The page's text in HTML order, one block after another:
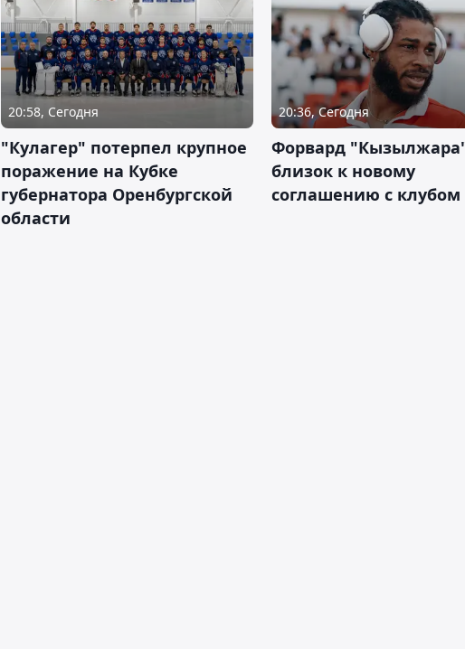
20:58, Сегодня
"Кулагер" потерпел крупное
поражение на Кубке
губернатора Оренбургской
области
20:36, Сегодня
Форвард
близок к новому
соглашению с клубом